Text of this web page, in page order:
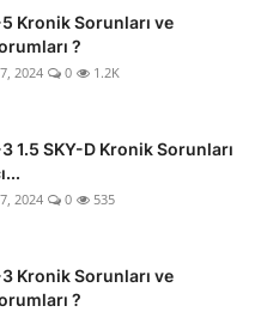
Kronik Sorunları ve
?
2024 0 1.2K
1.5 SKY-D Kronik Sorunları
2024 0 535
Kronik Sorunları ve
?